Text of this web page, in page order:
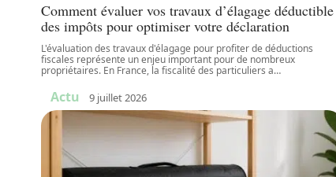
Comment évaluer vos travaux d’élagage déductible
des impôts pour optimiser votre déclaration
L'évaluation des travaux d'élagage pour profiter de déductions
fiscales représente un enjeu important pour de nombreux
propriétaires. En France, la fiscalité des particuliers a…
Actu 9 juillet 2026